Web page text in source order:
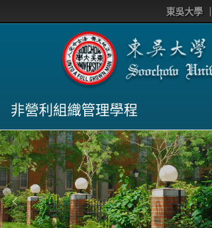
東吳大學
非營利組織管理學程